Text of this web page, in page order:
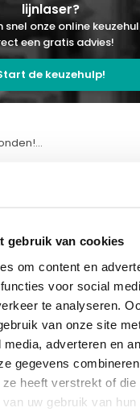
gebruik van cookies
om content en
voor social
te analyseren.
van onze site
adverteren en
gegevens
heeft verstrekt of die
uw gebruik van hun
lijnlaser?
snel onze online
een gratis advies!
de keuzehulp!
nodig?
onze online keuzehulp
een specialist!